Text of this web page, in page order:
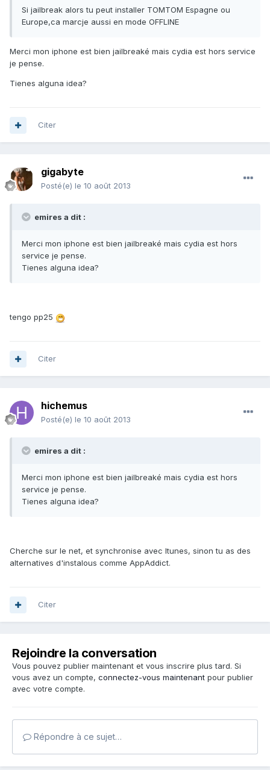
Si jailbreak alors tu peut installer TOMTOM Espagne ou
Europe,ca marcje aussi en mode OFFLINE
Merci mon iphone est bien jailbreaké mais cydia est hors service
je pense.
Tienes alguna idea?
Citer
gigabyte
Posté(e) le 10 août 2013
emires a dit :
Merci mon iphone est bien jailbreaké mais cydia est hors
service je pense.
Tienes alguna idea?
tengo pp25
Citer
hichemus
Posté(e) le 10 août 2013
emires a dit :
Merci mon iphone est bien jailbreaké mais cydia est hors
service je pense.
Tienes alguna idea?
Cherche sur le net, et synchronise avec Itunes, sinon tu as des
alternatives d'instalous comme AppAddict.
Citer
Rejoindre la conversation
Vous pouvez publier maintenant et vous inscrire plus tard. Si
vous avez un compte, connectez-vous maintenant pour publier
avec votre compte.
Répondre à ce sujet…